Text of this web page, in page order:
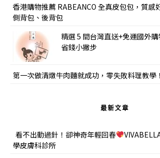
香港購物推薦 RABEANCO 全真皮包包，質感
側背包、後背包
精選 5 間台灣直送+免運國外
省錢小撇步
第一次做清燉牛肉麵就成功，零失敗料理教學！
最新文章
看不出動過針！卻神奇年輕回春
學皮膚科診所